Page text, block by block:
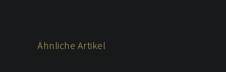
Ähnliche Artikel